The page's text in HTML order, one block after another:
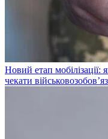
Новий етап мобілізації:
чекати